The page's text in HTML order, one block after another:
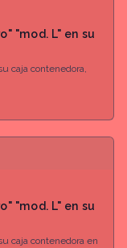
"mod. L" en su
caja contenedora,
"mod. L" en su
caja contenedora en